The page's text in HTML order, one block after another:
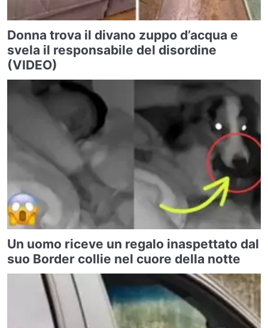
Donna trova il divano zuppo d’acqua e
svela il responsabile del disordine
(VIDEO)
Un uomo riceve un regalo inaspettato dal
suo Border collie nel cuore della notte